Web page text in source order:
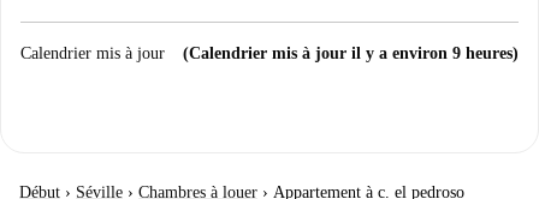
Calendrier mis à jour (Calendrier mis à jour il y a environ 9 heures)
Début › Séville › Chambres à louer › Appartement à c. el pedroso